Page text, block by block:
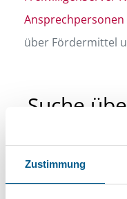
Zustimmung
über Fördermittel
Suche
und
Sie suchen